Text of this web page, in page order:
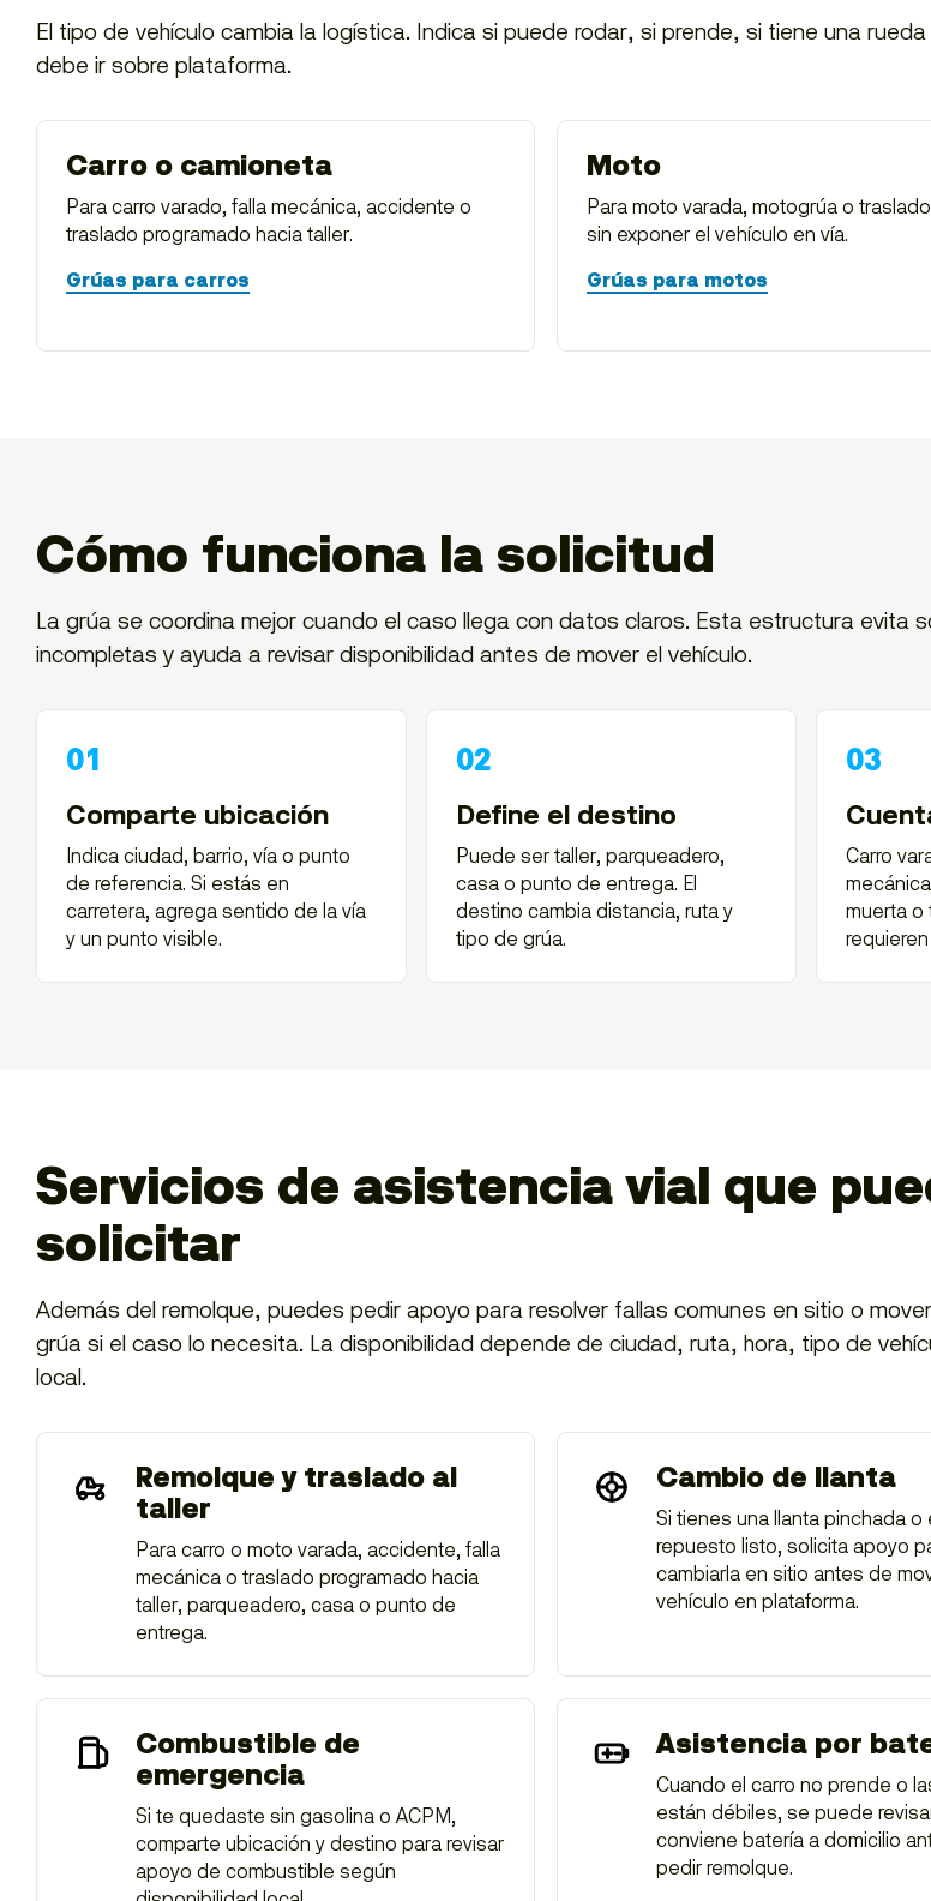
El tipo de vehículo cambia la logística. Indica si puede rodar, si prende, si tiene una
debe ir sobre plataforma.
Carro o camioneta
Para carro varado, falla mecánica, accidente o
traslado programado hacia taller.
Grúas para carros
Moto
Para moto varada, motogrúa o
sin exponer el vehículo en vía.
Grúas para motos
Cómo funciona la solicitud
La grúa se coordina mejor cuando el caso llega con datos claros. Esta estructura evita
incompletas y ayuda a revisar disponibilidad antes de mover el vehículo.
Comparte ubicación
Indica ciudad, barrio, vía o punto
de referencia. Si estás en
carretera, agrega sentido de la vía
y un punto visible.
Define el destino
Puede ser taller, parqueadero,
casa o punto de entrega. El
destino cambia distancia, ruta y
tipo de grúa.
Carro
muerta o
Servicios de asistencia vial que
solicitar
Además del remolque, puedes pedir apoyo para resolver fallas comunes en sitio o
grúa si el caso lo necesita. La disponibilidad depende de ciudad, ruta, hora, tipo de
local.
Remolque y traslado al
taller
Para carro o moto varada, accidente, falla
mecánica o traslado programado hacia
taller, parqueadero, casa o punto de
entrega.
Cambio de llanta
Si tienes una llanta pinchada o
repuesto listo, solicita apoyo
cambiarla en sitio antes de
vehículo en plataforma.
Combustible de
emergencia
Si te quedaste sin gasolina o ACPM,
comparte ubicación y destino para revisar
apoyo de combustible según
Asistencia por
Cuando el carro no prende o
están débiles, se puede
conviene batería a domicilio
pedir remolque.